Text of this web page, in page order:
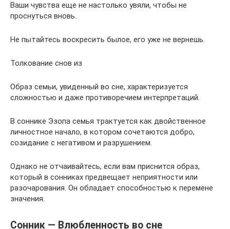
Ваши чувства еще не настолько увяли, чтобы не
проснуться вновь.
Не пытайтесь воскресить былое, его уже не вернешь.
Толкование снов из
Образ семьи, увиденный во сне, характеризуется
сложностью и даже противоречием интерпретаций.
В соннике Эзопа семья трактуется как двойственное
личностное начало, в котором сочетаются добро,
созидание с негативом и разрушением.
Однако не отчаивайтесь, если вам приснится образ,
который в сонниках предвещает неприятности или
разочарования. Он обладает способностью к перемене
значения.
Сонник — Влюбленность во сне